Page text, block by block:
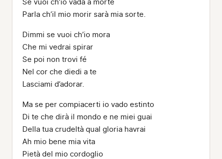
Se vuoi ch’io vada a morte
Parla ch’il mio morir sarà mia sorte.
Dimmi se vuoi ch’io mora
Che mi vedrai spirar
Se poi non trovi fé
Nel cor che diedi a te
Lasciami d’adorar.
Ma se per compiacerti io vado estinto
Di te che dirà il mondo e ne miei guai
Della tua crudeltà qual gloria havrai
Ah mio bene mia vita
Pietà del mio cordoglio